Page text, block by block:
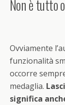
Non è tutto
Ovviamente
funzionalità
occorre
medaglia.
significa